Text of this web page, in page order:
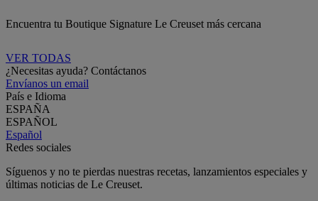
Encuentra tu Boutique Signature Le Creuset más cercana
VER TODAS
¿Necesitas ayuda? Contáctanos
Envíanos un email
País e Idioma
ESPAÑA
ESPAÑOL
Español
Redes sociales
Síguenos y no te pierdas nuestras recetas, lanzamientos especiales y
últimas noticias de Le Creuset.